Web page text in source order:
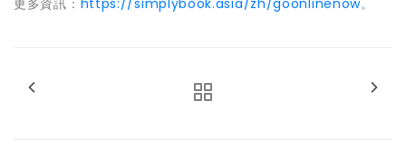
更多資訊： https://simplybook.asia/zh/goonlinenow。